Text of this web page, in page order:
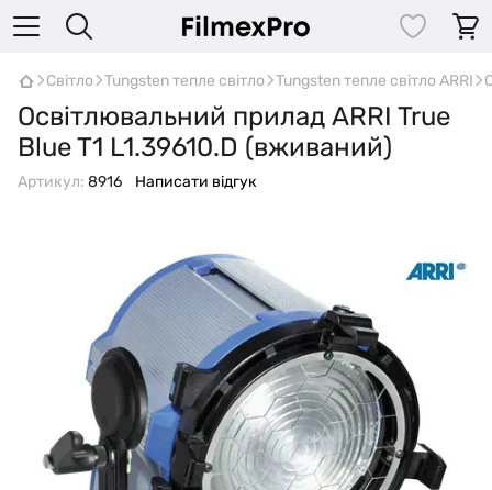
Світло Tungsten тепле світло Tungsten тепле світло ARRI
Освітлювальний прилад ARRI True
Blue T1 L1.39610.D (вживаний)
Артикул: 8916 Написати відгук